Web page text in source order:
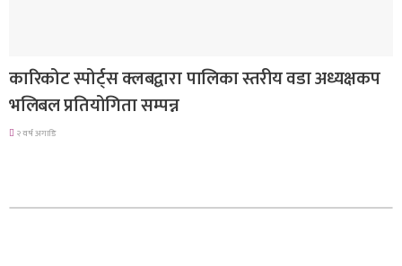
कारिकोट स्पोर्ट्स क्लबद्वारा पालिका स्तरीय वडा अध्यक्षकप
भलिबल प्रतियोगिता सम्पन्न
२ वर्ष अगाडि